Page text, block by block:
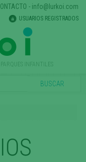
INFANTILES
- info@lurkoi.com
USUARIOS REGISTRADOS